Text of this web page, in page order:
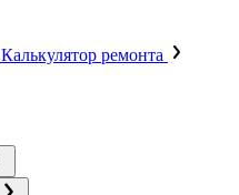
Калькулятор ремонта